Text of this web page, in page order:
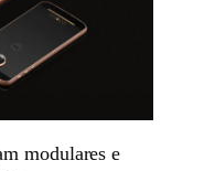
modulares e